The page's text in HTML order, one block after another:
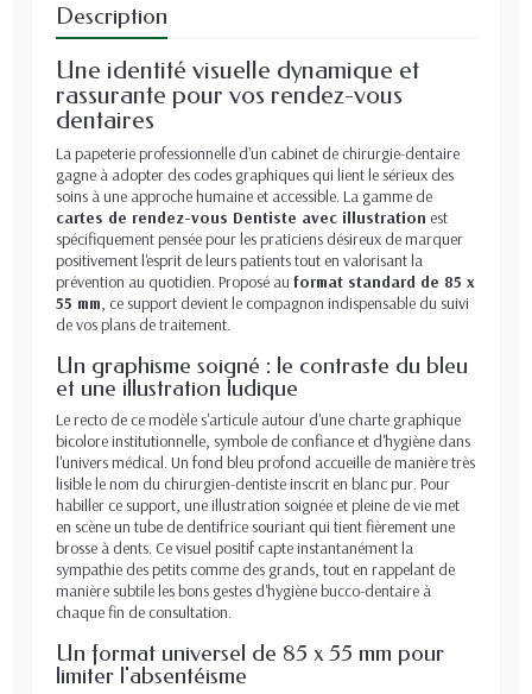
Description
Une identité visuelle dynamique et
rassurante pour vos rendez-vous
dentaires
La papeterie professionnelle d'un cabinet de chirurgie-dentaire
gagne à adopter des codes graphiques qui lient le sérieux des
soins à une approche humaine et accessible. La gamme de
cartes de rendez-vous Dentiste avec illustration est
spécifiquement pensée pour les praticiens désireux de marquer
positivement l'esprit de leurs patients tout en valorisant la
prévention au quotidien. Proposé au format standard de 85 x
55 mm, ce support devient le compagnon indispensable du suivi
de vos plans de traitement.
Un graphisme soigné : le contraste du bleu
et une illustration ludique
Le recto de ce modèle s'articule autour d'une charte graphique
bicolore institutionnelle, symbole de confiance et d'hygiène dans
l'univers médical. Un fond bleu profond accueille de manière très
lisible le nom du chirurgien-dentiste inscrit en blanc pur. Pour
habiller ce support, une illustration soignée et pleine de vie met
en scène un tube de dentifrice souriant qui tient fièrement une
brosse à dents. Ce visuel positif capte instantanément la
sympathie des petits comme des grands, tout en rappelant de
manière subtile les bons gestes d'hygiène bucco-dentaire à
chaque fin de consultation.
Un format universel de 85 x 55 mm pour
limiter l'absentéisme